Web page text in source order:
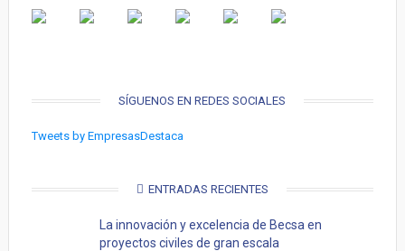
SÍGUENOS EN REDES SOCIALES
Tweets by EmpresasDestaca
ENTRADAS RECIENTES
La innovación y excelencia de Becsa en
proyectos civiles de gran escala